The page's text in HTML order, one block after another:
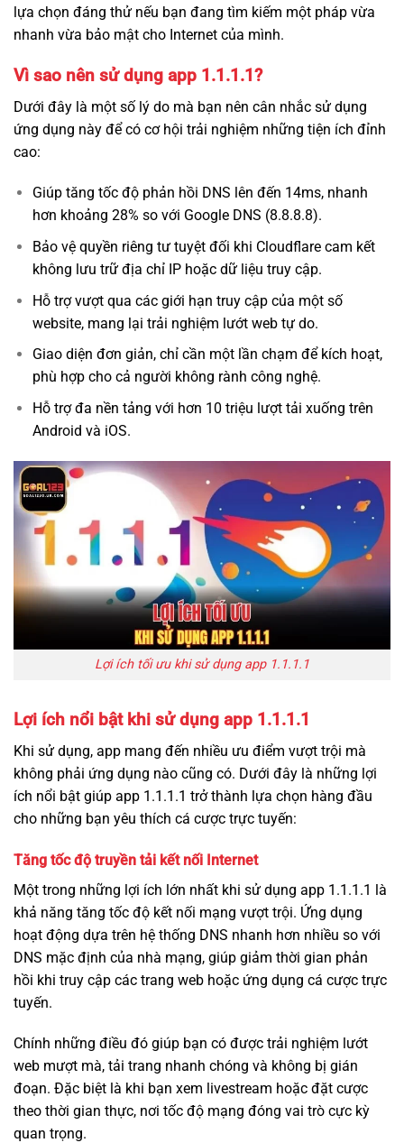
lựa chọn đáng thử nếu bạn đang tìm kiếm một pháp vừa
nhanh vừa bảo mật cho Internet của mình.
Vì sao nên sử dụng app 1.1.1.1?
Dưới đây là một số lý do mà bạn nên cân nhắc sử dụng
ứng dụng này để có cơ hội trải nghiệm những tiện ích đỉnh
cao:
Giúp tăng tốc độ phản hồi DNS lên đến 14ms, nhanh
hơn khoảng 28% so với Google DNS (8.8.8.8).
Bảo vệ quyền riêng tư tuyệt đối khi Cloudflare cam kết
không lưu trữ địa chỉ IP hoặc dữ liệu truy cập.
Hỗ trợ vượt qua các giới hạn truy cập của một số
website, mang lại trải nghiệm lướt web tự do.
Giao diện đơn giản, chỉ cần một lần chạm để kích hoạt,
phù hợp cho cả người không rành công nghệ.
Hỗ trợ đa nền tảng với hơn 10 triệu lượt tải xuống trên
Android và iOS.
Lợi ích tối ưu khi sử dụng app 1.1.1.1
Lợi ích nổi bật khi sử dụng app 1.1.1.1
Khi sử dụng, app mang đến nhiều ưu điểm vượt trội mà
không phải ứng dụng nào cũng có. Dưới đây là những lợi
ích nổi bật giúp app 1.1.1.1 trở thành lựa chọn hàng đầu
cho những bạn yêu thích cá cược trực tuyến:
Tăng tốc độ truyền tải kết nối Internet
Một trong những lợi ích lớn nhất khi sử dụng app 1.1.1.1 là
khả năng tăng tốc độ kết nối mạng vượt trội. Ứng dụng
hoạt động dựa trên hệ thống DNS nhanh hơn nhiều so với
DNS mặc định của nhà mạng, giúp giảm thời gian phản
hồi khi truy cập các trang web hoặc ứng dụng cá cược trực
tuyến.
Chính những điều đó giúp bạn có được trải nghiệm lướt
web mượt mà, tải trang nhanh chóng và không bị gián
đoạn. Đặc biệt là khi bạn xem livestream hoặc đặt cược
theo thời gian thực, nơi tốc độ mạng đóng vai trò cực kỳ
quan trọng.